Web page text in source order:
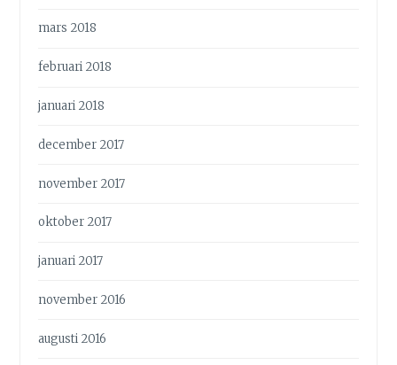
mars 2018
februari 2018
januari 2018
december 2017
november 2017
oktober 2017
januari 2017
november 2016
augusti 2016